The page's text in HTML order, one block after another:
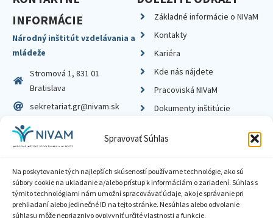
Spravovať Súhlas
Na poskytovanie tých najlepších skúseností používame technológie, ako sú
súbory cookie na ukladanie a/alebo prístup k informáciám o zariadení. Súhlas s
týmito technológiami nám umožní spracovávať údaje, ako je správanie pri
prehliadaní alebo jedinečné ID na tejto stránke. Nesúhlas alebo odvolanie
súhlasu môže nepriaznivo ovplyvniť určité vlastnosti a funkcie.
INFORMÁCIE
Národný inštitút vzdelávania a
mládeže
Stromová 1, 831 01
Bratislava
sekretariat.gr@nivam.sk
IČO: 00164348
DIČ: 2020798714
Základné informácie o NIVaM
Kontakty
Kariéra
Kde nás nájdete
Pracoviská NIVaM
Dokumenty inštitúcie
Zásady ochrany súkromia